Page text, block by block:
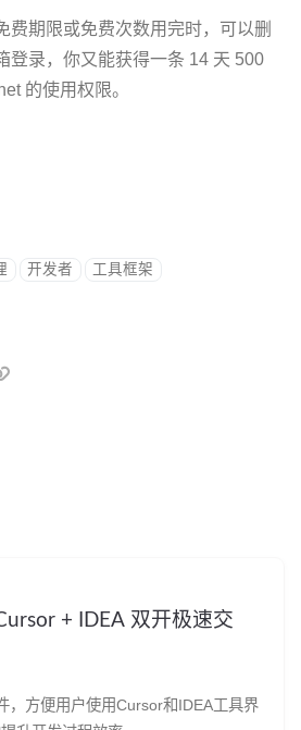
费期限或免费次数用完时，可以删
登录，你又能获得一条 14 天 500
的使用权限。
开发者 工具框架
+ IDEA 双开极速交
，方便用户使用Cursor和IDEA工具界